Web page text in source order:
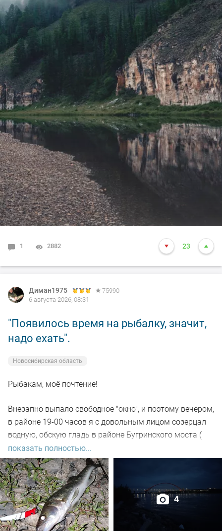
1 2882 23
Диман1975
75990
6 августа 2026, 08:31
"Появилось время на рыбалку, значит,
надо ехать".
Новосибирская область
Рыбакам, моё почтение!
Внезапно выпало свободное "окно", и поэтому вечером,
в районе 19-00 часов я с довольным лицом созерцал
водную, обскую гладь в районе Бугринского моста (
правый берег).
Отдыхающего люда просто тьма, и на берегу ,и на
воде. Сапы, катера, гидроциклы всяких мастей
поднимали нехилую волну до самой темноты.
По сути: рыбалил только на спиннинг, помощниками
показать полностью...
4